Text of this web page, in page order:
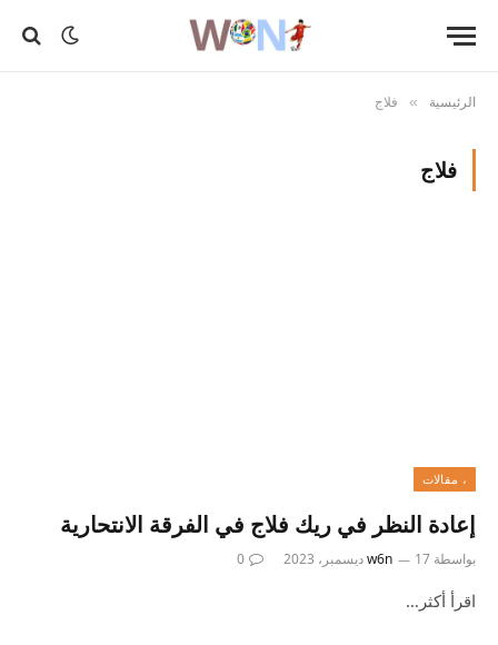
الرئيسية » فلاج
فلاج
، مقالات
إعادة النظر في ريك فلاج في الفرقة الانتحارية
بواسطة w6n 17 ديسمبر، 2023 0
اقرأ أكثر…